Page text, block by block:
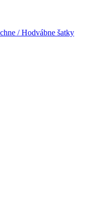
/ Hodvábne šatky